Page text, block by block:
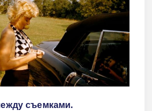
съемками.